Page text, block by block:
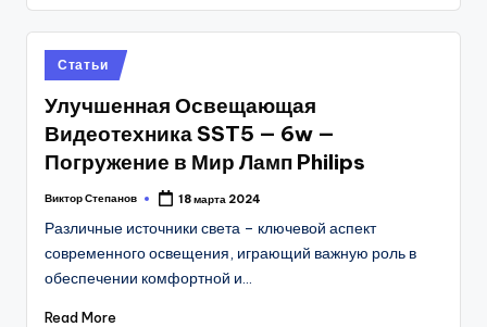
Posted
in
Статьи
Улучшенная Освещающая
Видеотехника SST5 — 6w —
Погружение в Мир Ламп Philips
Posted
Виктор Степанов 18 марта 2024
Различные источники света – ключевой аспект
современного освещения, играющий важную роль в
обеспечении комфортной и…
Read More